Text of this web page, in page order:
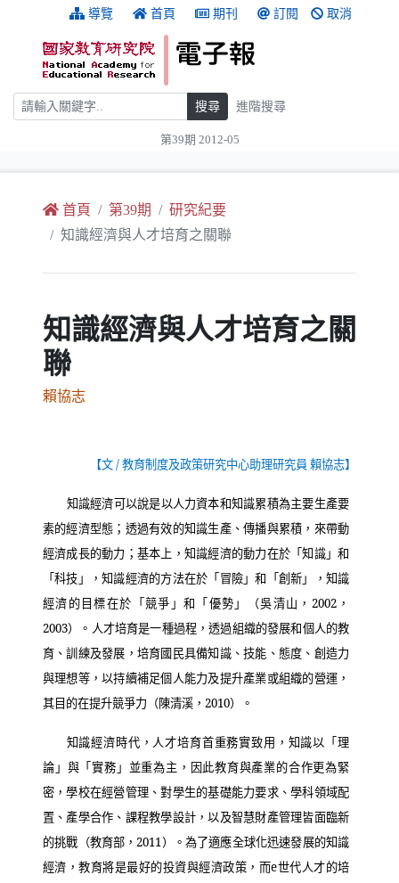
跳到主要內容 導覽 首頁 期刊 訂閱 取消
搜尋 搜尋 進階搜尋
第39期 2012-05
首頁 第39期
研究紀要
知識經濟與人才培育之關聯
知識經濟與人才培育之關
聯
賴協志
【文/教育制度及政策研究中心助理研究員 賴協志】
知識經濟可以說是以人力資本和知識累積為主要生產要
素的經濟型態；透過有效的知識生產、傳播與累積，來帶動
經濟成長的動力；基本上，知識經濟的動力在於「知識」和
「科技」，知識經濟的方法在於「冒險」和「創新」，知識
經濟的目標在於「競爭」和「優勢」（吳清山， 2002，
2003）。人才培育是一種過程，透過組織的發展和個人的教
育、訓練及發展，培育國民具備知識、技能、態度、創造力
與理想等，以持續補足個人能力及提升產業或組織的營運，
其目的在提升競爭力（陳清溪， 2010）。
知識經濟時代，人才培育首重務實致用，知識以「理
論」與「實務」並重為主，因此教育與產業的合作更為緊
密，學校在經營管理、對學生的基礎能力要求、學科領域配
置、產學合作、課程教學設計，以及智慧財產管理皆面臨新
的挑戰（教育部，2011）。為了適應全球化迅速發展的知識
經濟，教育將是最好的投資與經濟政策，而e世代人才的培